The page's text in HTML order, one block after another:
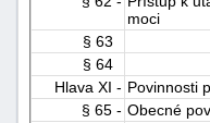
moci
§ 63
§ 64
Hlava XI - Povinnosti
§ 65 - Obecné